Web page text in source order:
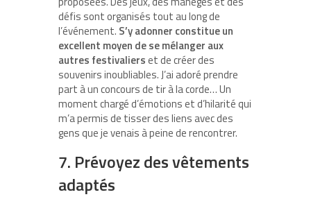
défis sont organisés tout au long de
l’événement. S’y adonner constitue un
excellent moyen de se mélanger aux
autres festivalierset de créer des
souvenirs inoubliables. J’ai adoré prendre
part à un concours de tir à la corde… Un
moment chargé d’émotions et d’hilarité qui
m’a permis de tisser des liens avec des
gens que je venais à peine de rencontrer.
7. Prévoyez des vêtements
adaptés